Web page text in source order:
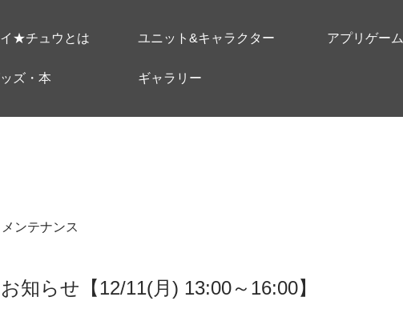
★チュウとは ユニット&キャラクター アプリゲーム
ズ・本 ギャラリー
ンテナンス
知らせ【12/11(月) 13:00～16:00】